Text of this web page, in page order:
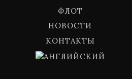
ФЛОТ
НОВОСТИ
КОНТАКТЫ